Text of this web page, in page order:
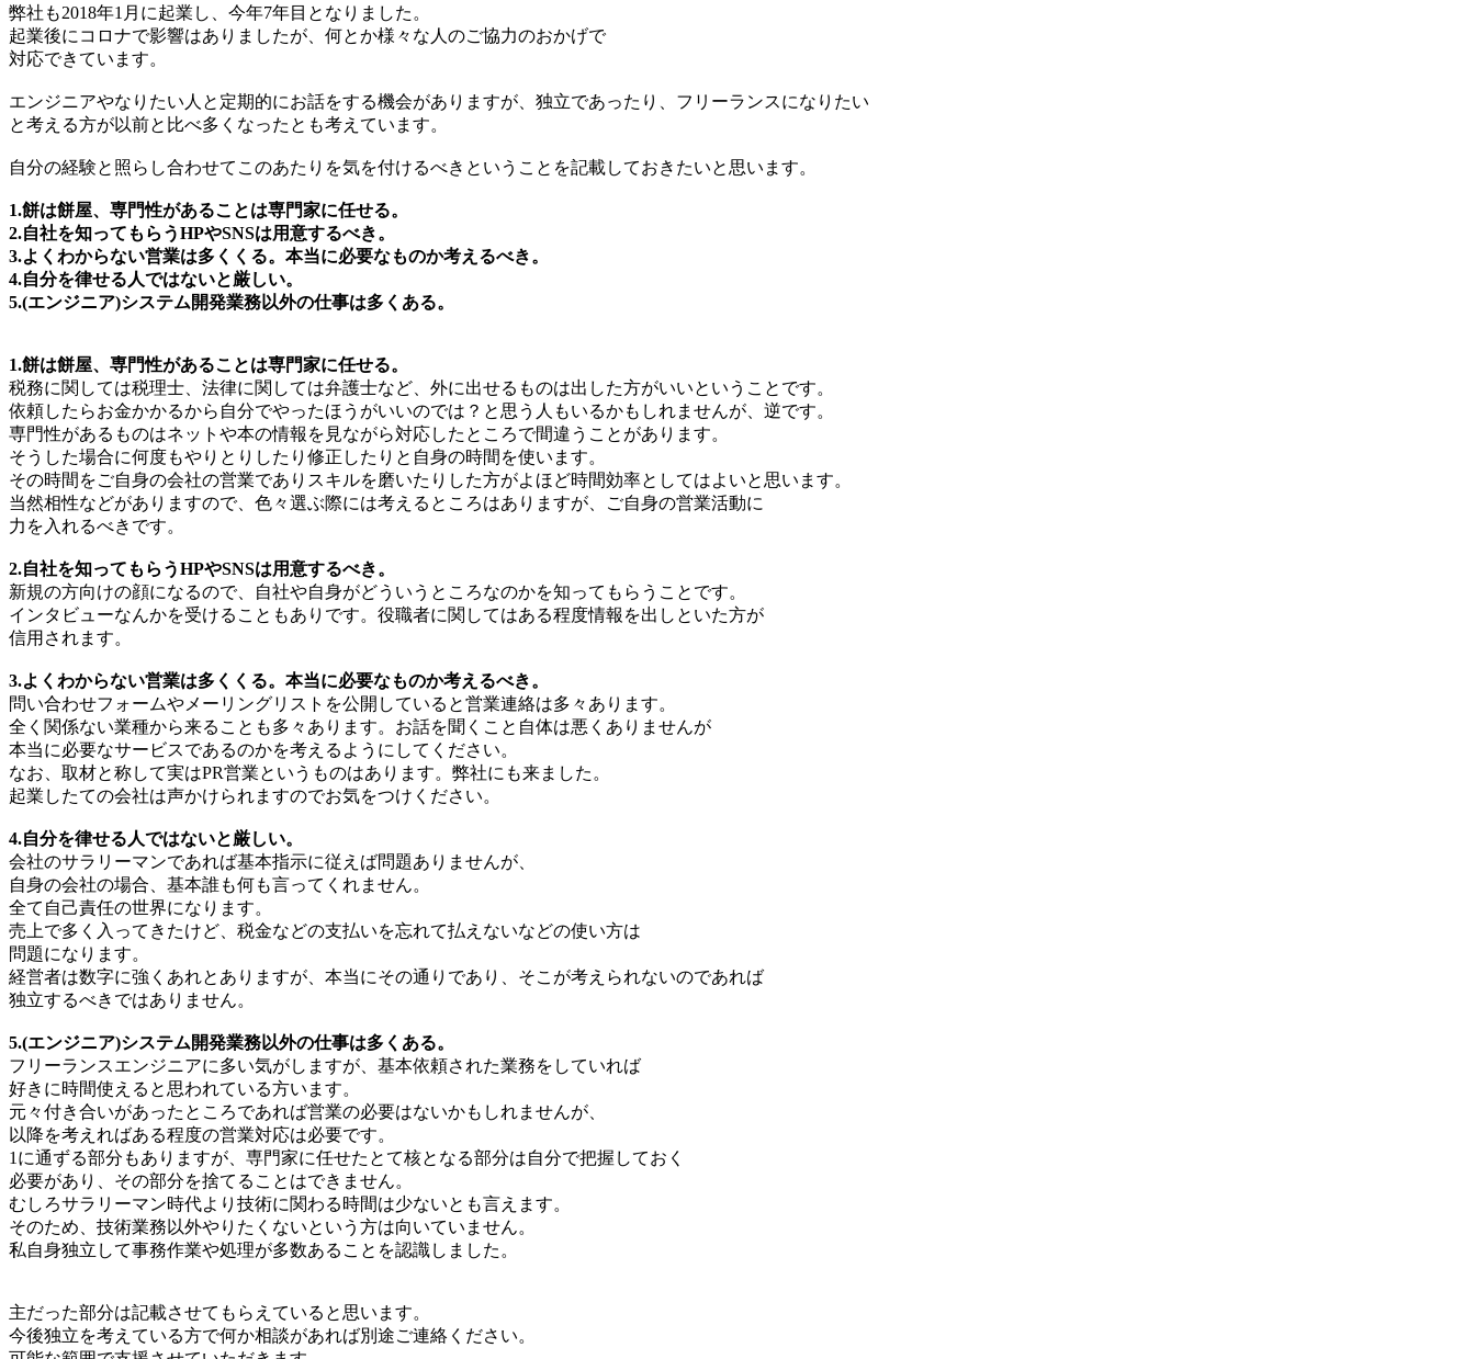
弊社も2018年1月に起業し、今年7年目となりました。
起業後にコロナで影響はありましたが、何とか様々な人のご協力のおかげで
対応できています。
エンジニアやなりたい人と定期的にお話をする機会がありますが、独立であったり、フリーランスになりたい
と考える方が以前と比べ多くなったとも考えています。
自分の経験と照らし合わせてこのあたりを気を付けるべきということを記載しておきたいと思います。
1.餅は餅屋、専門性があることは専門家に任せる。
2.自社を知ってもらうHPやSNSは用意するべき。
3.よくわからない営業は多くくる。本当に必要なものか考えるべき。
4.自分を律せる人ではないと厳しい。
5.(エンジニア)システム開発業務以外の仕事は多くある。
1.餅は餅屋、専門性があることは専門家に任せる。
税務に関しては税理士、法律に関しては弁護士など、外に出せるものは出した方がいいということです。
依頼したらお金かかるから自分でやったほうがいいのでは？と思う人もいるかもしれませんが、逆です。
専門性があるものはネットや本の情報を見ながら対応したところで間違うことがあります。
そうした場合に何度もやりとりしたり修正したりと自身の時間を使います。
その時間をご自身の会社の営業でありスキルを磨いたりした方がよほど時間効率としてはよいと思います。
当然相性などがありますので、色々選ぶ際には考えるところはありますが、ご自身の営業活動に
力を入れるべきです。
2.自社を知ってもらうHPやSNSは用意するべき。
新規の方向けの顔になるので、自社や自身がどういうところなのかを知ってもらうことです。
インタビューなんかを受けることもありです。役職者に関してはある程度情報を出しといた方が
信用されます。
3.よくわからない営業は多くくる。本当に必要なものか考えるべき。
問い合わせフォームやメーリングリストを公開していると営業連絡は多々あります。
全く関係ない業種から来ることも多々あります。お話を聞くこと自体は悪くありませんが
本当に必要なサービスであるのかを考えるようにしてください。
なお、取材と称して実はPR営業というものはあります。弊社にも来ました。
起業したての会社は声かけられますのでお気をつけください。
4.自分を律せる人ではないと厳しい。
会社のサラリーマンであれば基本指示に従えば問題ありませんが、
自身の会社の場合、基本誰も何も言ってくれません。
全て自己責任の世界になります。
売上で多く入ってきたけど、税金などの支払いを忘れて払えないなどの使い方は
問題になります。
経営者は数字に強くあれとありますが、本当にその通りであり、そこが考えられないのであれば
独立するべきではありません。
5.(エンジニア)システム開発業務以外の仕事は多くある。
フリーランスエンジニアに多い気がしますが、基本依頼された業務をしていれば
好きに時間使えると思われている方います。
元々付き合いがあったところであれば営業の必要はないかもしれませんが、
以降を考えればある程度の営業対応は必要です。
1に通ずる部分もありますが、専門家に任せたとて核となる部分は自分で把握しておく
必要があり、その部分を捨てることはできません。
むしろサラリーマン時代より技術に関わる時間は少ないとも言えます。
そのため、技術業務以外やりたくないという方は向いていません。
私自身独立して事務作業や処理が多数あることを認識しました。
主だった部分は記載させてもらえていると思います。
今後独立を考えている方で何か相談があれば別途ご連絡ください。